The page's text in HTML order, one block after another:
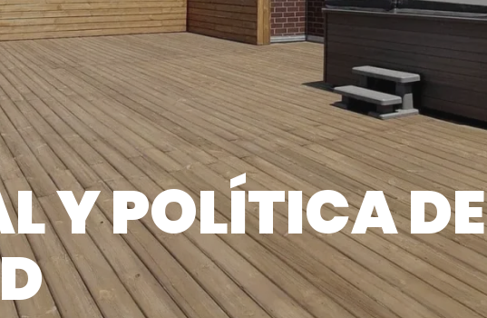
Política de RSE
SOLO PARA NUESTROS
DISTRIBUIDORES
Software Pedestal Calculator
Y POLÍTICA DE